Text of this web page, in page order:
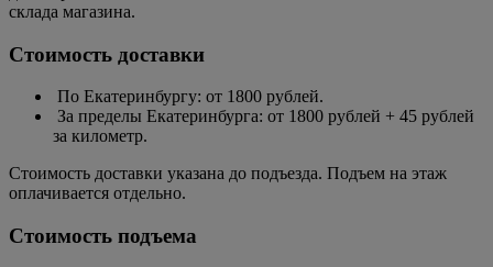
склада магазина.
Стоимость доставки
По Екатеринбургу: от 1800 рублей.
За пределы Екатеринбурга: от 1800 рублей + 45 рублей
за километр.
Стоимость доставки указана до подъезда. Подъем на этаж
оплачивается отдельно.
Стоимость подъема